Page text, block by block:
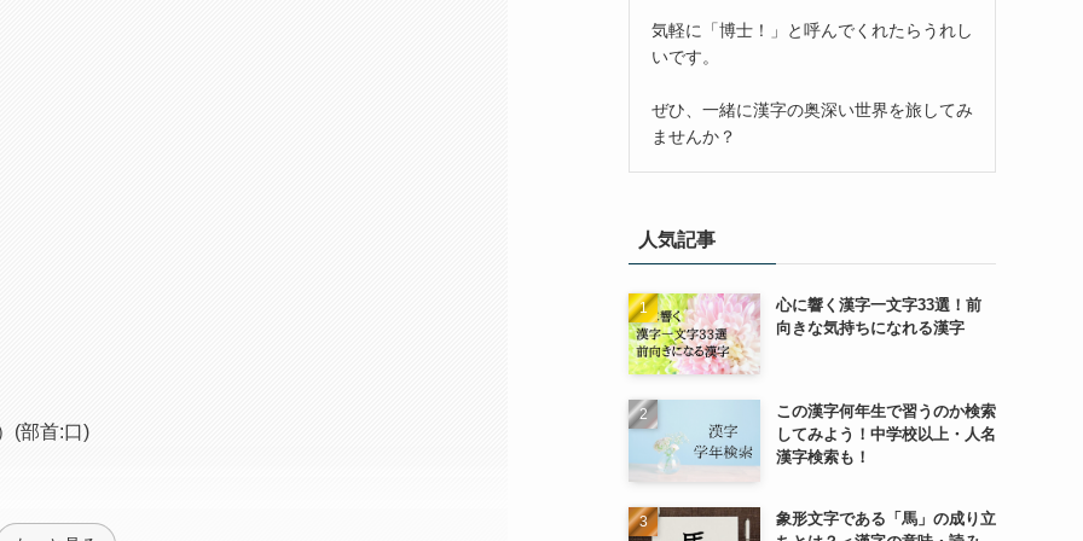
(部首:口)
気軽に「博士！」と呼んでくれたらうれし
いです。
ぜひ、一緒に漢字の奥深い世界を旅してみ
ませんか？
人気記事
心に響く漢字一文字33選！前
向きな気持ちになれる漢字
この漢字何年生で習うのか検索
してみよう！中学校以上・人名
漢字検索も！
象形文字である「馬」の成り立